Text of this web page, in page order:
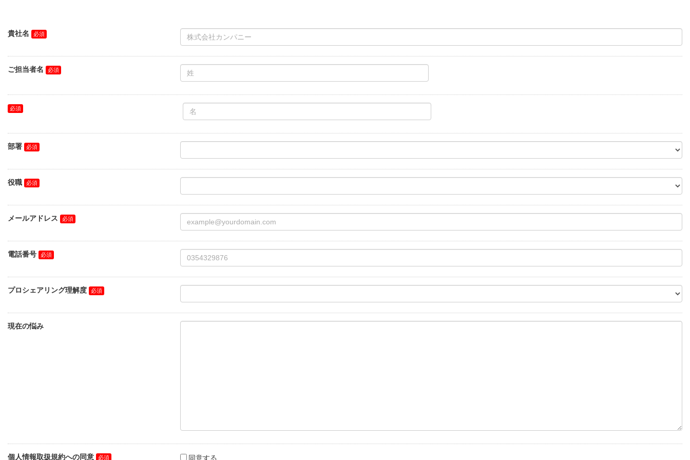
貴社名
ご担当者名
部署
役職
メールアドレス
電話番号
プロシェアリング理解度
現在の悩み
個人情報取扱規約への同意 同意する